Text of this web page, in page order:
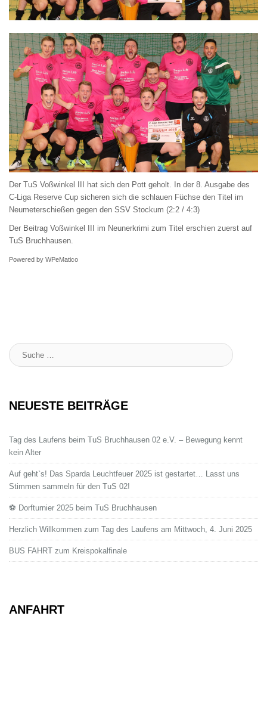
Der TuS Voßwinkel III hat sich den Pott geholt. In der 8. Ausgabe des
C-Liga Reserve Cup sicheren sich die schlauen Füchse den Titel im
Neumeterschießen gegen den SSV Stockum (2:2 / 4:3)
Der Beitrag Voßwinkel III im Neunerkrimi zum Titel erschien zuerst auf
TuS Bruchhausen.
Powered by WPeMatico
Suche
:
NEUESTE BEITRÄGE
Tag des Laufens beim TuS Bruchhausen 02 e.V. – Bewegung kennt
kein Alter
Auf geht`s! Das Sparda Leuchtfeuer 2025 ist gestartet… Lasst uns
Stimmen sammeln für den TuS 02!
⚽ Dorfturnier 2025 beim TuS Bruchhausen
Herzlich Willkommen zum Tag des Laufens am Mittwoch, 4. Juni 2025
BUS FAHRT zum Kreispokalfinale
ANFAHRT